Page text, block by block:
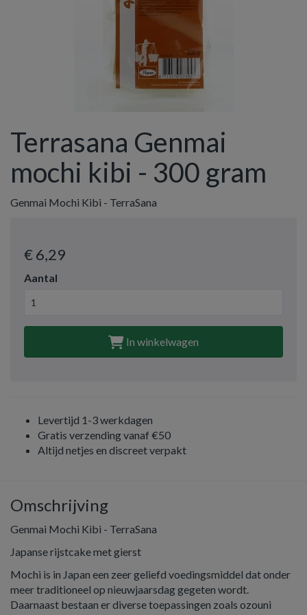
Terrasana Genmai
mochi kibi - 300 gram
Genmai Mochi Kibi - TerraSana
€ 6,29
Aantal
In winkelwagen
Levertijd 1-3 werkdagen
Gratis verzending vanaf €50
Altijd netjes en discreet verpakt
Omschrijving
Genmai Mochi Kibi - TerraSana
Japanse rijstcake met gierst
Mochi is in Japan een zeer geliefd voedingsmiddel dat onder
meer traditioneel op nieuwjaarsdag gegeten wordt.
Daarnaast bestaan er diverse toepassingen zoals ozouni